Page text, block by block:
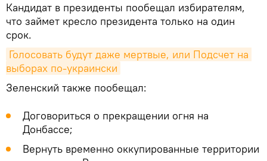
Кандидат в президенты пообещал избирателям,
что займет кресло президента только на один
срок.
Голосовать будут даже мертвые, или Подсчет на
выборах по-украински
Зеленский также пообещал:
Договориться о прекращении огня на
Донбассе;
Вернуть временно оккупированные территории